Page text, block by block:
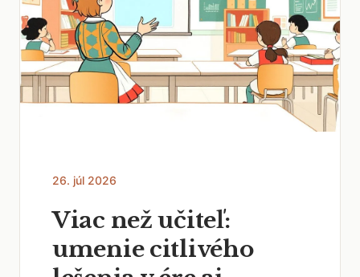
26. júl 2026
Viac než učiteľ:
umenie citlivého